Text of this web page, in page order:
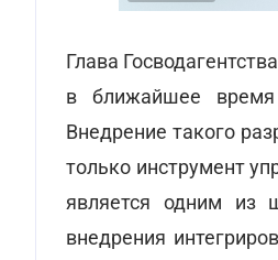
Глава
в ближайшее время
Внедрение такого
только инструмент
является одним из
внедрения